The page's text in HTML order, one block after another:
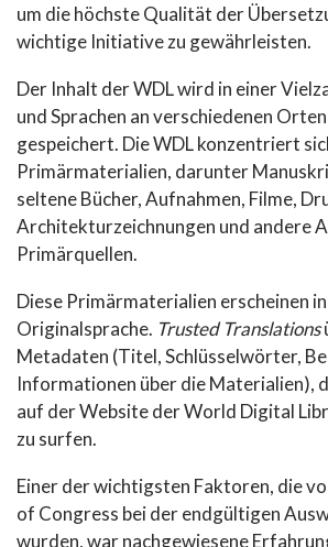
um die höchste Qualität der
wichtige Initiative zu gewährleisten.
Der Inhalt der WDL wird in einer
und Sprachen an verschiedenen
gespeichert. Die WDL konzentriert
Primärmaterialien, darunter
seltene Bücher, Aufnahmen, Filme,
Architekturzeichnungen und andere
Primärquellen.
Diese Primärmaterialien erscheinen
Originalsprache. Trusted Translations
Metadaten (Titel, Schlüsselwörter,
Informationen über die Materialien),
auf der Website der World Digital
zu surfen.
Einer der wichtigsten Faktoren, die
of Congress bei der endgültigen
wurden, war nachgewiesene